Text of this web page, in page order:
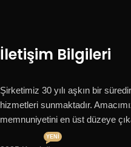
İletişim Bilgileri
Şirketimiz 30 yılı aşkın bir
hizmetleri sunmaktadır.
memnuniyetini en üst düzeye
YENI